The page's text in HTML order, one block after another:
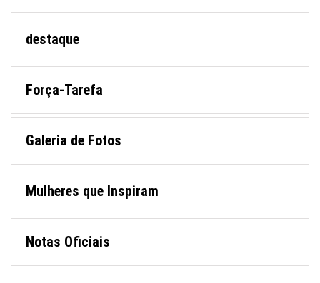
destaque
Força-Tarefa
Galeria de Fotos
Mulheres que Inspiram
Notas Oficiais